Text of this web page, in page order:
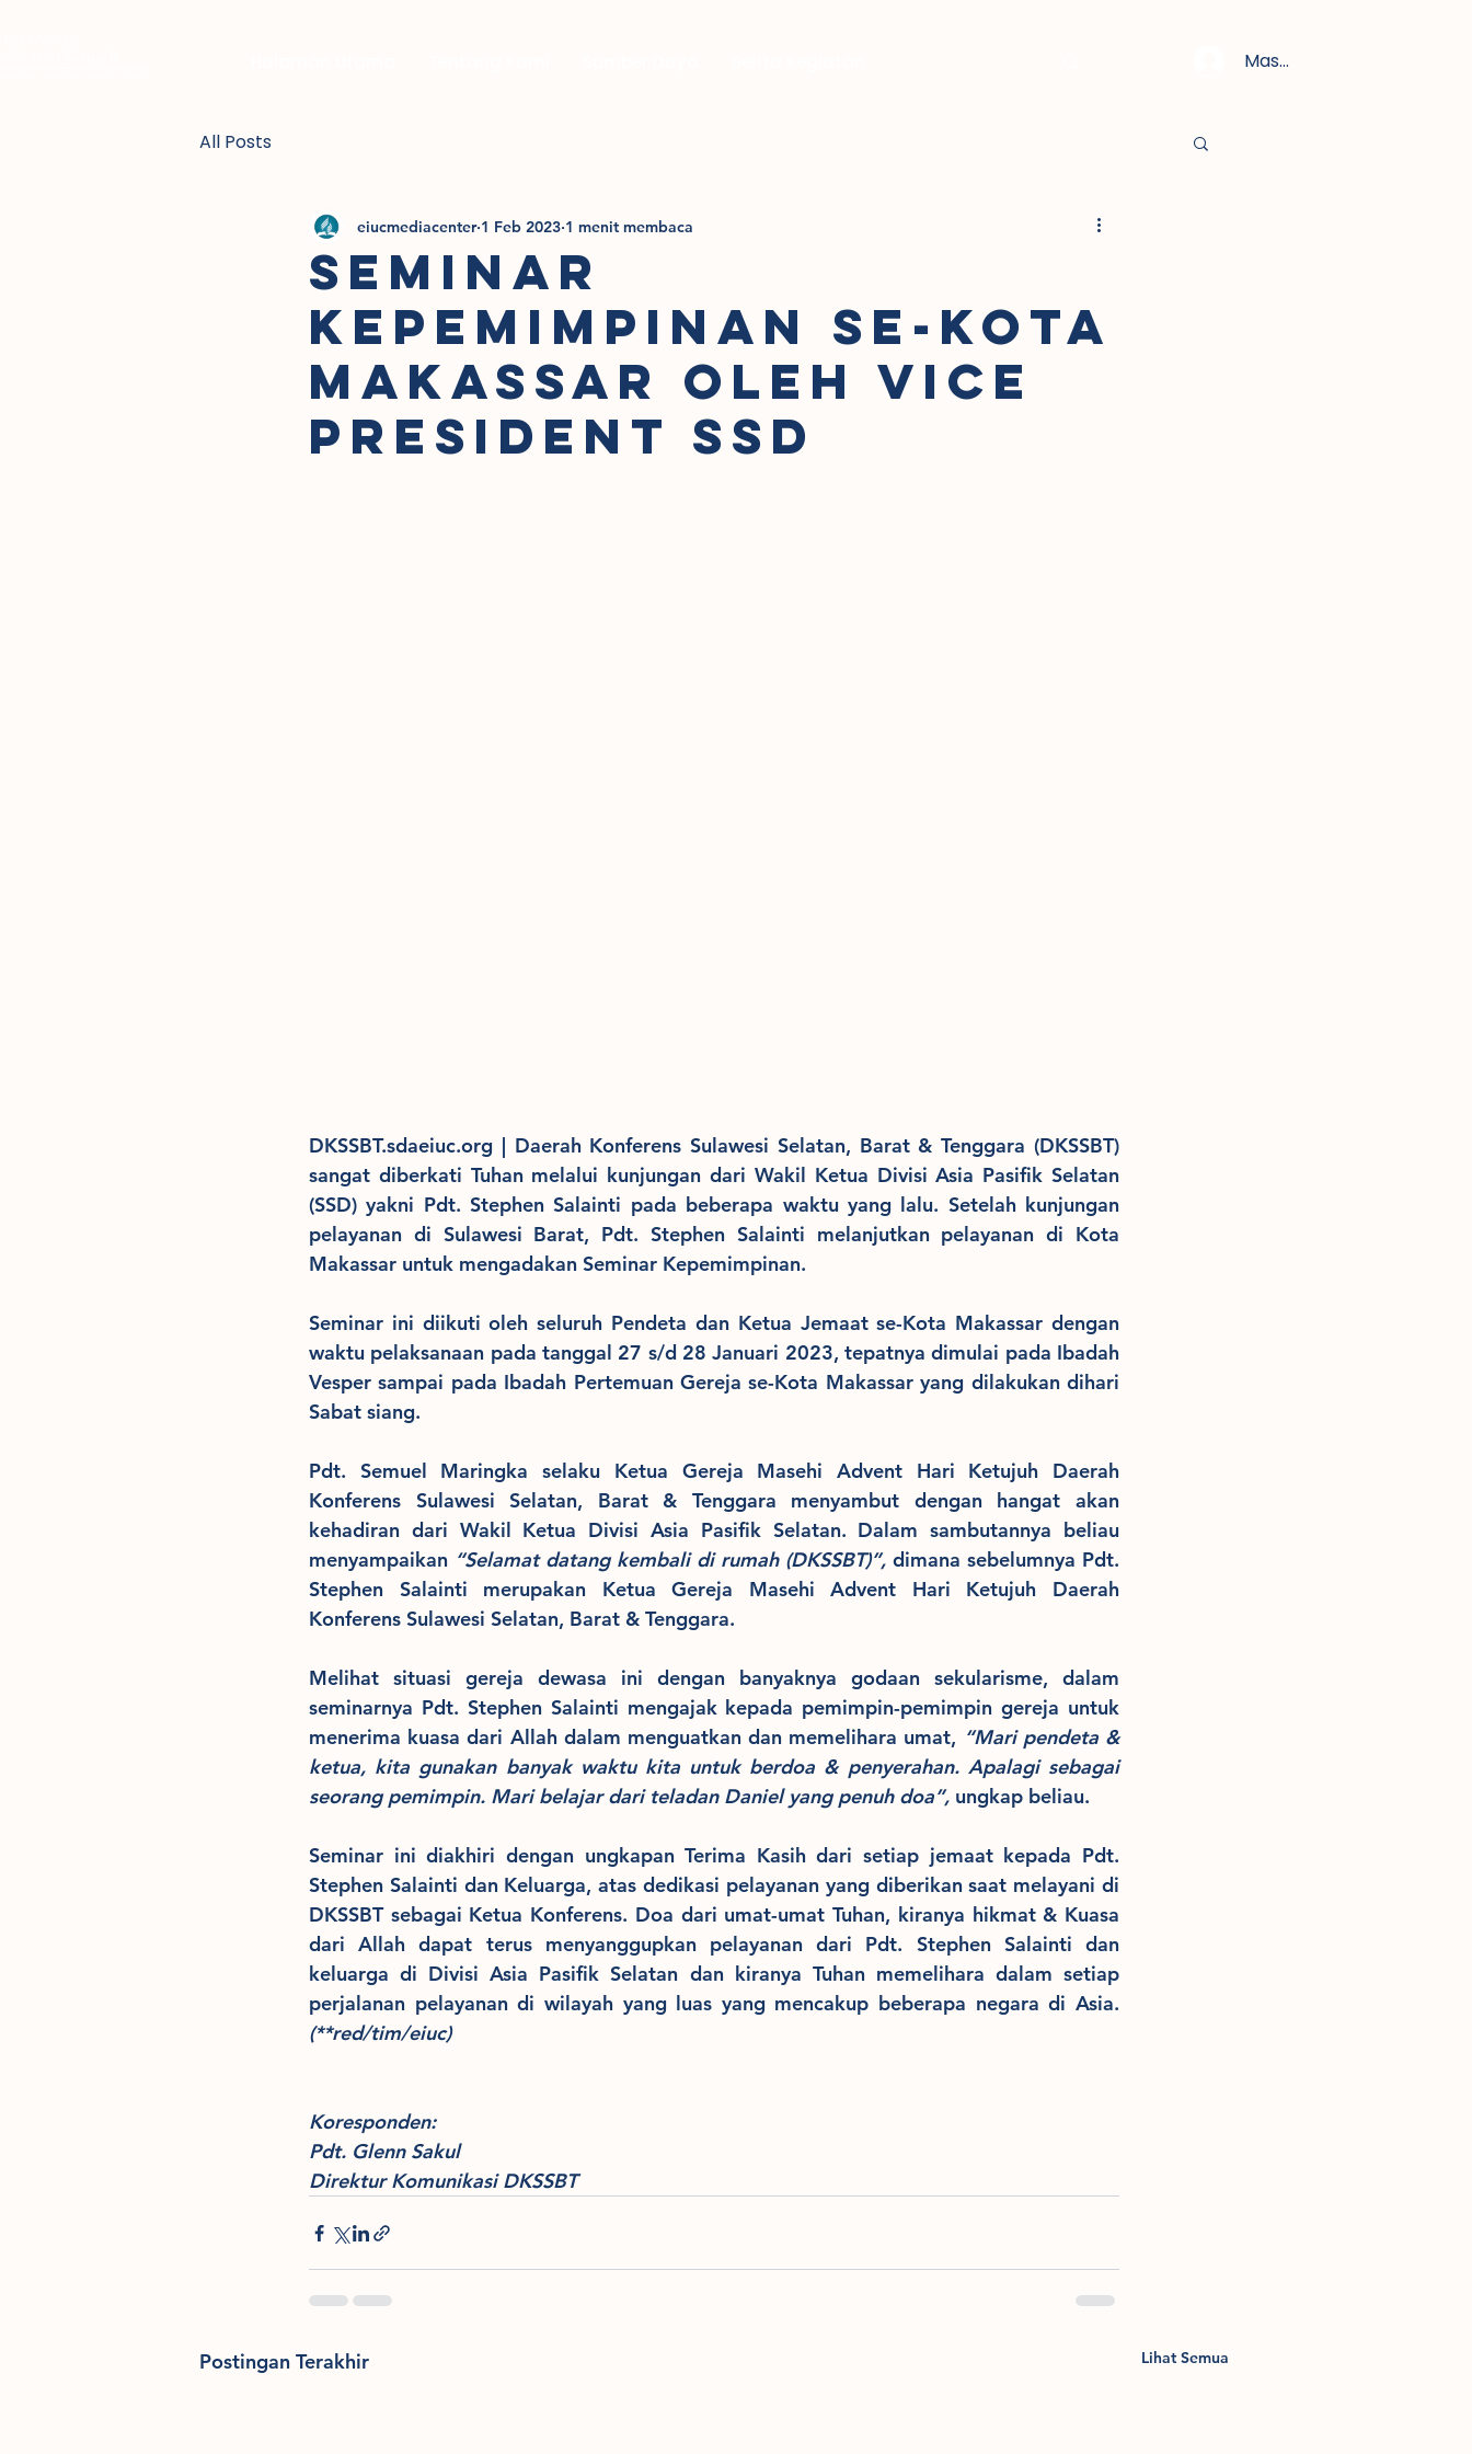
Masuk
All Posts
SEMINAR
KEPEMIMPINAN SE-KOTA
MAKASSAR OLEH VICE
PRESIDENT SSD
eiucmediacenter 1 Feb 2023 1 menit membaca
DKSSBT.sdaeiuc.org | Daerah Konferens Sulawesi Selatan, Barat & Tenggara (DKSSBT)
sangat diberkati Tuhan melalui kunjungan dari Wakil Ketua Divisi Asia Pasifik Selatan
(SSD) yakni Pdt. Stephen Salainti pada beberapa waktu yang lalu. Setelah kunjungan
pelayanan di Sulawesi Barat, Pdt. Stephen Salainti melanjutkan pelayanan di Kota
Makassar untuk mengadakan Seminar Kepemimpinan.
Seminar ini diikuti oleh seluruh Pendeta dan Ketua Jemaat se-Kota Makassar dengan
waktu pelaksanaan pada tanggal 27 s/d 28 Januari 2023, tepatnya dimulai pada Ibadah
Vesper sampai pada Ibadah Pertemuan Gereja se-Kota Makassar yang dilakukan dihari
Sabat siang.
Pdt. Semuel Maringka selaku Ketua Gereja Masehi Advent Hari Ketujuh Daerah
Konferens Sulawesi Selatan, Barat & Tenggara menyambut dengan hangat akan
kehadiran dari Wakil Ketua Divisi Asia Pasifik Selatan. Dalam sambutannya beliau
menyampaikan “Selamat datang kembali di rumah (DKSSBT)”, dimana sebelumnya Pdt.
Stephen Salainti merupakan Ketua Gereja Masehi Advent Hari Ketujuh Daerah
Konferens Sulawesi Selatan, Barat & Tenggara.
Melihat situasi gereja dewasa ini dengan banyaknya godaan sekularisme, dalam
seminarnya Pdt. Stephen Salainti mengajak kepada pemimpin-pemimpin gereja untuk
menerima kuasa dari Allah dalam menguatkan dan memelihara umat, “Mari pendeta &
ketua, kita gunakan banyak waktu kita untuk berdoa & penyerahan. Apalagi sebagai
seorang pemimpin. Mari belajar dari teladan Daniel yang penuh doa”, ungkap beliau.
Seminar ini diakhiri dengan ungkapan Terima Kasih dari setiap jemaat kepada Pdt.
Stephen Salainti dan Keluarga, atas dedikasi pelayanan yang diberikan saat melayani di
DKSSBT sebagai Ketua Konferens. Doa dari umat-umat Tuhan, kiranya hikmat & Kuasa
dari Allah dapat terus menyanggupkan pelayanan dari Pdt. Stephen Salainti dan
keluarga di Divisi Asia Pasifik Selatan dan kiranya Tuhan memelihara dalam setiap
(**red/tim/eiuc)
Koresponden:
Pdt. Glenn Sakul
Direktur Komunikasi DKSSBT
Postingan Terakhir Lihat Semua